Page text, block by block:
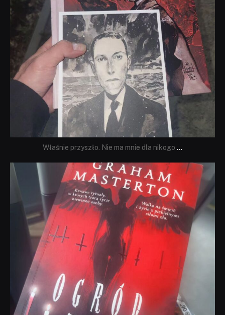
Właśnie przyszło. Nie ma mnie dla nikogo ...
dobryhorror
Sie 23